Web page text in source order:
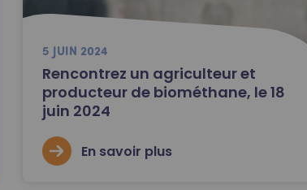
5 JUIN 2024
Rencontrez un agriculteur et
producteur de biométhane, le 18
juin 2024
En savoir plus